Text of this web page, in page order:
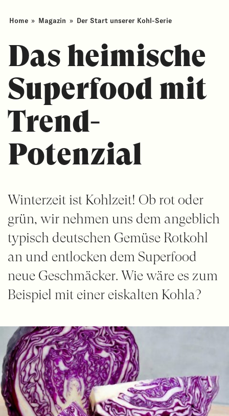
Home » Magazin » Der Start unserer Kohl-Serie
Das heimische
Superfood mit
Trend-
Potenzial
Winterzeit ist Kohlzeit! Ob rot oder
grün, wir nehmen uns dem angeblich
typisch deutschen Gemüse Rotkohl
an und entlocken dem Superfood
neue Geschmäcker. Wie wäre es zum
Beispiel mit einer eiskalten Kohla?